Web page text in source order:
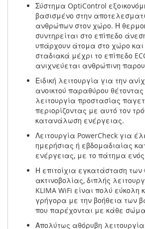
Σύστημα OptiControl
βασισμένο στην
ανθρώπων στον χώρο. Η
συντηρείται στο επίπεδο
υπάρχουν άτομα στο χώρο και
σταδιακά μέχρι το επίπεδο
ανιχνεύεται ανθρώπινη
Ειδική λειτουργία για την
ανοικτού παραθύρου
λειτουργία προστασίας
περιορίζοντας με αυτό τον
κατανάλωση ενέργειας.
Λειτουργία PowerCheck για
ημερήσιας ή εβδομαδιαίας
ενέργειας, με το πάτημα ενός
Η επιτοίχια εγκατάσταση
ακτινοβολίας, διπλής
KLIMA WiFi είναι πολύ εύκολη
γρήγορα με την βοήθεια των
που παρέχονται με κάθε
Απολύτως αθόρυβη λειτουργία